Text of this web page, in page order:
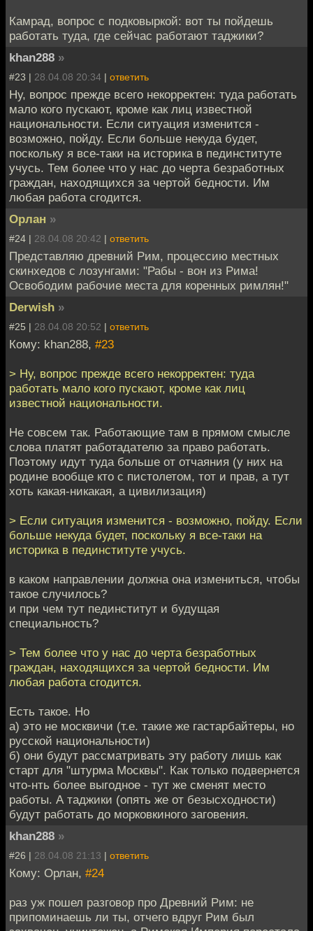
Камрад, вопрос с подковыркой: вот ты пойдешь
работать туда, где сейчас работают таджики?
khan288 »
#23 | 28.04.08 20:34 | ответить
Ну, вопрос прежде всего некорректен: туда работать
мало кого пускают, кроме как лиц известной
национальности. Если ситуация изменится -
возможно, пойду. Если больше некуда будет,
поскольку я все-таки на историка в пединституте
учусь. Тем более что у нас до черта безработных
граждан, находящихся за чертой бедности. Им
любая работа сгодится.
Орлан »
#24 | 28.04.08 20:42 | ответить
Представляю древний Рим, процессию местных
скинхедов с лозунгами: "Рабы - вон из Рима!
Освободим рабочие места для коренных римлян!"
Derwish »
#25 | 28.04.08 20:52 | ответить
Кому: khan288, #23
> Ну, вопрос прежде всего некорректен: туда
работать мало кого пускают, кроме как лиц
известной национальности.
Не совсем так. Работающие там в прямом смысле
слова платят работадателю за право работать.
Поэтому идут туда больше от отчаяния (у них на
родине вообще кто с пистолетом, тот и прав, а тут
хоть какая-никакая, а цивилизация)
> Если ситуация изменится - возможно, пойду. Если
больше некуда будет, поскольку я все-таки на
историка в пединституте учусь.
в каком направлении должна она измениться, чтобы
такое случилось?
и при чем тут пединститут и будущая
специальность?
> Тем более что у нас до черта безработных
граждан, находящихся за чертой бедности. Им
любая работа сгодится.
Есть такое. Но
а) это не москвичи (т.е. такие же гастарбайтеры, но
русской национальности)
б) они будут рассматривать эту работу лишь как
старт для "штурма Москвы". Как только подвернется
что-нть более выгодное - тут же сменят место
работы. А таджики (опять же от безысходности)
будут работать до морковкиного заговения.
khan288 »
#26 | 28.04.08 21:13 | ответить
Кому: Орлан, #24
раз уж пошел разговор про Древний Рим: не
припоминаешь ли ты, отчего вдруг Рим был